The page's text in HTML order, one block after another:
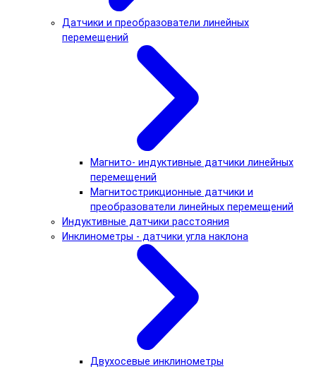
Датчики и преобразователи линейных
перемещений
Магнито- индуктивные датчики линейных
перемещений
Магнитострикционные датчики и
преобразователи линейных перемещений
Индуктивные датчики расстояния
Инклинометры - датчики угла наклона
Двухосевые инклинометры